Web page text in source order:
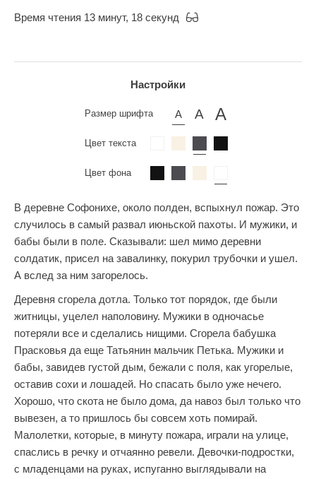
Время чтения 13 минут, 18 секунд
Настройки
Размер шрифта
Цвет текста
Цвет фона
В деревне Софонихе, около полден, вспыхнул пожар. Это
случилось в самый развал июньской пахоты. И мужики, и
бабы были в поле. Сказывали: шел мимо деревни
солдатик, присел на завалинку, покурил трубочки и ушел.
А вслед за ним загорелось.
Деревня сгорела дотла. Только тот порядок, где были
житницы, уцелел наполовину. Мужики в одночасье
потеряли все и сделались нищими. Сгорела бабушка
Прасковья да еще Татьянин мальчик Петька. Мужики и
бабы, завидев густой дым, бежали с поля, как угорелые,
оставив сохи и лошадей. Но спасать было уже нечего.
Хорошо, что скота не было дома, да навоз был только что
вывезен, а то пришлось бы совсем хоть помирай.
Малолетки, которые, в минуту пожара, играли на улице,
спаслись в речку и отчаянно ревели. Девочки-подростки,
с младенцами на руках, испуганно выглядывали на